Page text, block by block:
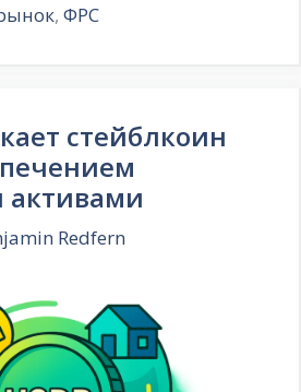
, ФРС
стейблкоин
Redfern